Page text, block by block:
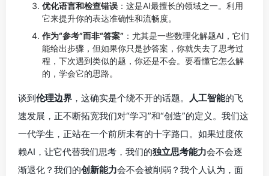
优化语言和检查错误 ：这是AI最擅长的领域之一。利用
它来提升你的表达准确性和流畅度。
作为“参考”而非“答案” ：尤其是一些数理化解题AI，它们
能给出步骤，但如果你只是抄答案，你就失去了思考过
程，下次遇到类似的题，你还是不会。要看懂它怎么解
的，学会它的思路。
谈到伦理边界 ，这确实是个绕不开的话题。 人工智能的飞
速发展，正不断拓宽我们对“学习”和“创造”的定义。我们这
一代学生，正站在一个前所未有的十字路口。如果过度依
赖AI，让它代替我们思考，我们的独立思考能力会不会逐
渐退化？我们的创新能力会不会被削弱？我个人认为，面